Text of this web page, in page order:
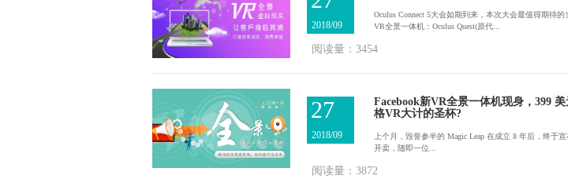
Oculus Connect 5大会如期到来，本次大会最值得期待
VR全景一体机：Oculus Quest(原代...
阅读量：3454
2018/09
Facebook新VR全景一体机现身，399
格VR大计的圣杯?
上个月，毁誉参半的 Magic Leap 在成立 8 年后，终于
开卖，随即一位...
阅读量：3872
27
2018/09